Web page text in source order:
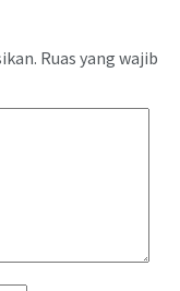
Ruas yang wajib